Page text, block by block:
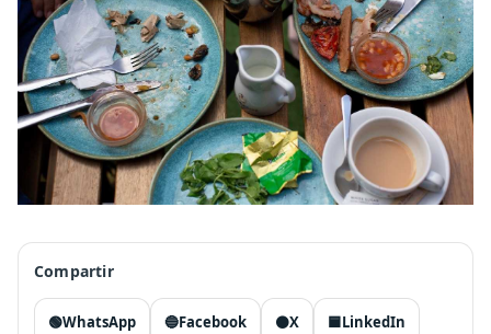
Compartir
🟢WhatsApp 🔵Facebook ⚫X 🟦LinkedIn